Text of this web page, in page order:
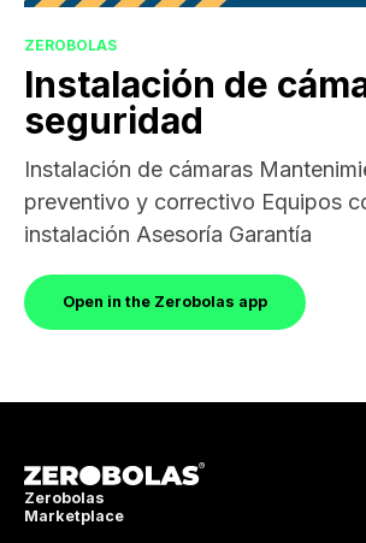
ZEROBOLAS
Instalación de
seguridad
Instalación de cámaras
preventivo y correctivo Equipos
instalación Asesoría Garantía
Open in the Zerobolas app
Zerobolas
Marketplace